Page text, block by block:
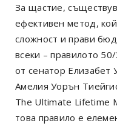
За щастие,
ефективен метод,
сложност и прави
всеки – правилото
от сенатор
Амелия Уорън
The Ultimate Lifetime
това правило е